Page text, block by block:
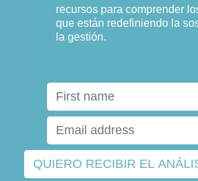
recursos para comprender
que están redefiniendo la
la gestión.